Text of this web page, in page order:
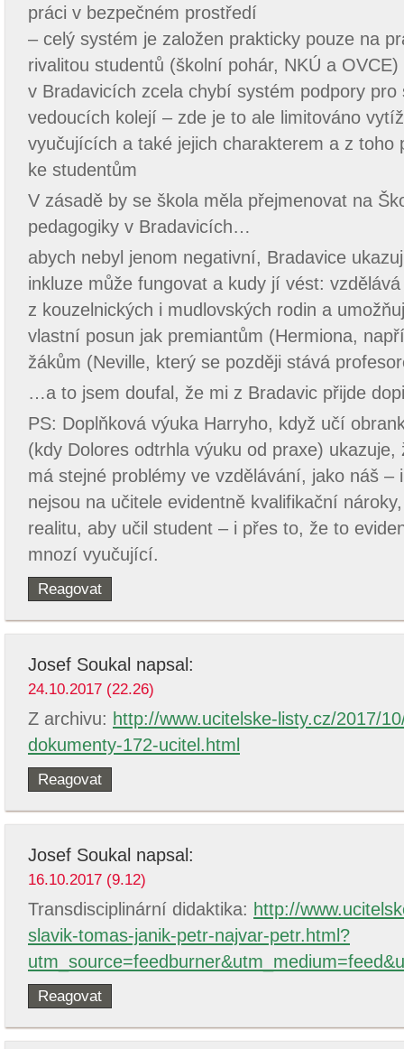
práci v bezpečném prostředí
– celý systém je založen prakticky pouze na
rivalitou studentů (školní pohár, NKÚ a OVCE)
v Bradavicích zcela chybí systém podpory pro
vedoucích kolejí – zde je to ale limitováno
vyučujících a také jejich charakterem a z toho
ke studentům
V zásadě by se škola měla přejmenovat na
pedagogiky v Bradavicích…
abych nebyl jenom negativní, Bradavice
inkluze může fungovat a kudy jí vést:
z kouzelnických i mudlovských rodin a
vlastní posun jak premiantům (Hermiona,
žákům (Neville, který se později stává
…a to jsem doufal, že mi z Bradavic přijde
PS: Doplňková výuka Harryho, když učí
(kdy Dolores odtrhla výuku od praxe) ukazuje,
má stejné problémy ve vzdělávání, jako náš –
nejsou na učitele evidentně kvalifikační
realitu, aby učil student – i přes to, že to
mnozí vyučující.
Reagovat
Josef Soukal napsal:
24.10.2017 (22.26)
Z archivu: http://www.ucitelske-listy.cz/2017/
dokumenty-172-ucitel.html
Reagovat
Josef Soukal napsal:
16.10.2017 (9.12)
Transdisciplinární didaktika: http://
slavik-tomas-janik-petr-najvar-petr.html?
Reagovat